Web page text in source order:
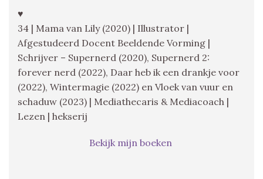
♥
34 | Mama van Lily (2020) | Illustrator |
Afgestudeerd Docent Beeldende Vorming |
Schrijver – Supernerd (2020), Supernerd 2:
forever nerd (2022), Daar heb ik een drankje voor
(2022), Wintermagie (2022) en Vloek van vuur en
schaduw (2023) | Mediathecaris & Mediacoach |
Lezen | hekserij
Bekijk mijn boeken